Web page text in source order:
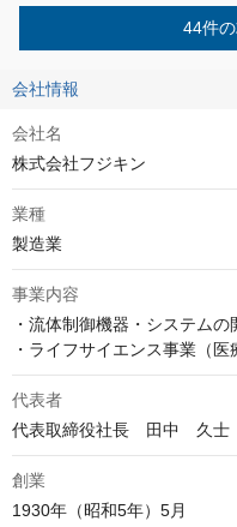
44件
会社情報
会社名
株式会社フジキン
業種
製造業
事業内容
・流体制御機器・システムの
・ライフサイエンス事業（医
代表者
代表取締役社長　田中　久士
創業
1930年（昭和5年）5月